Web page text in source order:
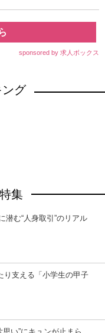
sponsored by 求人ボックス
ング
集
潜む“人身取引”のリアル
り支える「小学生の甲子